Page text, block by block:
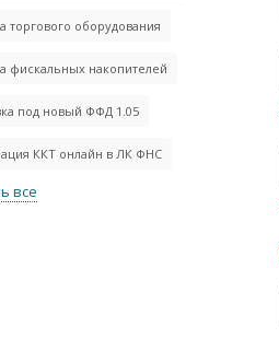
торгового оборудования
фискальных накопителей
под новый ФФД 1.05
ККТ онлайн в ЛК ФНС
все